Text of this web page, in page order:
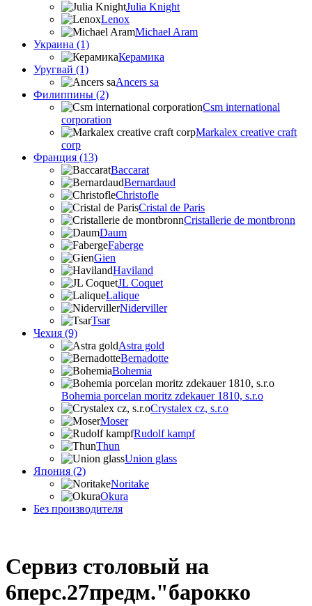
Julia Knight
Lenox
Michael Aram
Украина (1)
Керамика
Уругвай (1)
Ancers sa
Филиппины (2)
Csm international
corporation
Markalex creative craft
corp
Франция (13)
Baccarat
Bernardaud
Christofle
Cristal de Paris
Cristallerie de montbronn
Daum
Faberge
Gien
Haviland
JL Coquet
Lalique
Niderviller
Tsar
Чехия (9)
Astra gold
Bernadotte
Bohemia
Bohemia porcelan moritz zdekauer 1810, s.r.o
Crystalex cz, s.r.o
Moser
Rudolf kampf
Thun
Union glass
Япония (2)
Noritake
Okura
Без производителя
Сервиз столовый на
6перс.27предм."барокко